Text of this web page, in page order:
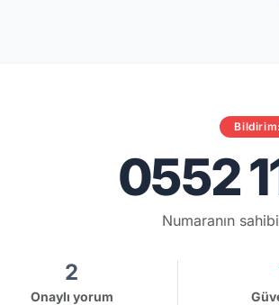
0552
Numaranın
2
Onaylı yorum